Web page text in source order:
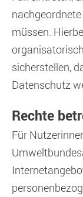
müssen.
sicherstellen,
Datenschutz
Rechte
Für